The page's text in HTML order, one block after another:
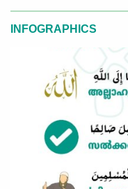
INFOGRAPHICS